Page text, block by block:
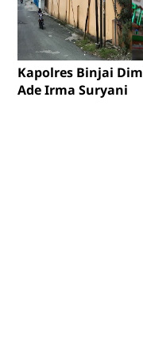
Kapolres Binjai
Ade Irma Suryani